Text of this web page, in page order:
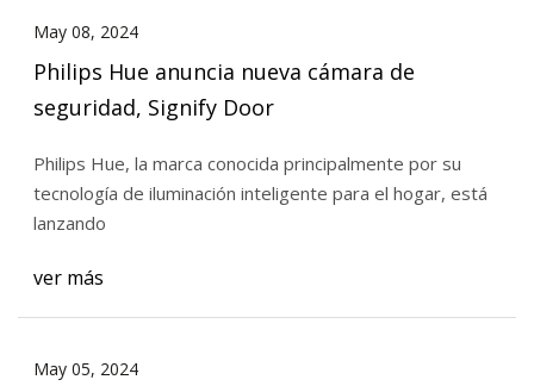
May 08, 2024
Philips Hue anuncia nueva cámara de
seguridad, Signify Door
Philips Hue, la marca conocida principalmente por su
tecnología de iluminación inteligente para el hogar, está
lanzando
ver más
May 05, 2024